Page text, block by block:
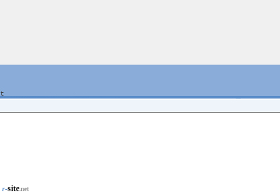
r-site.net